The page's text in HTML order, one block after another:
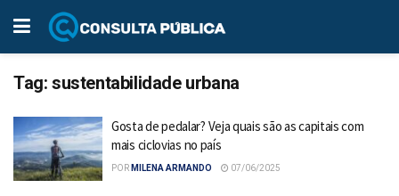
Tag: sustentabilidade urbana
Gosta de pedalar? Veja quais são as capitais com
mais ciclovias no país
POR MILENA ARMANDO 07/06/2025